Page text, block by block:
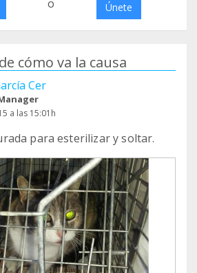
o Únete
cómo va la causa
Cer
a las 15:01h
para esterilizar y soltar.